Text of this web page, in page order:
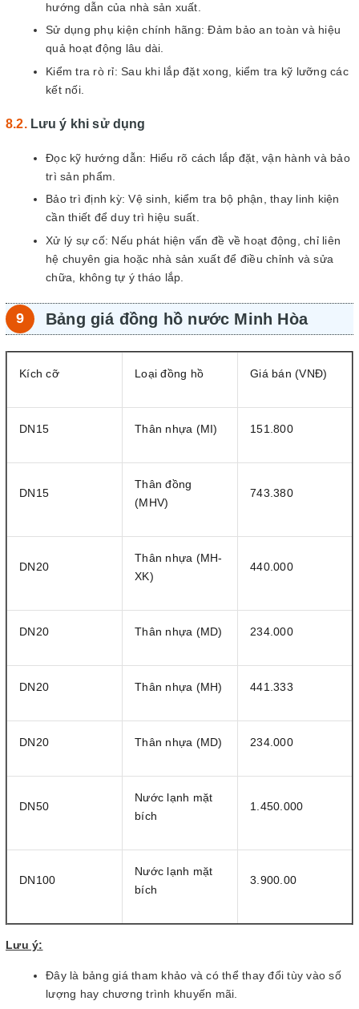
hướng dẫn của nhà sản xuất.
Sử dụng phụ kiện chính hãng: Đảm bảo an toàn và hiệu
quả hoạt động lâu dài.
Kiểm tra rò rỉ: Sau khi lắp đặt xong, kiểm tra kỹ lưỡng các
kết nối.
Lưu ý khi sử dụng
Đọc kỹ hướng dẫn: Hiểu rõ cách lắp đặt, vận hành và bảo
trì sản phẩm.
Bảo trì định kỳ: Vệ sinh, kiểm tra bộ phận, thay linh kiện
cần thiết để duy trì hiệu suất.
Xử lý sự cố: Nếu phát hiện vấn đề về hoạt động, chỉ liên
hệ chuyên gia hoặc nhà sản xuất để điều chỉnh và sửa
chữa, không tự ý tháo lắp.
Bảng giá đồng hồ nước Minh Hòa
Kích cỡ Loại đồng hồ Giá bán (VNĐ)
DN15 Thân nhựa (MI) 151.800
DN15
Thân đồng
(MHV)
743.380
DN20
Thân nhựa (MH-
XK)
440.000
DN20 Thân nhựa (MD) 234.000
DN20 Thân nhựa (MH) 441.333
DN20 Thân nhựa (MD) 234.000
DN50
Nước lạnh mặt
bích
1.450.000
DN100
Nước lạnh mặt
bích
3.900.00
Lưu ý:
Đây là bảng giá tham khảo và có thể thay đổi tùy vào số
lượng hay chương trình khuyến mãi.